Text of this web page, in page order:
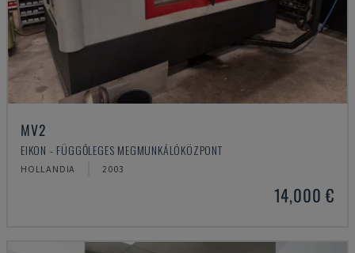
MV2
EIKON - FÜGGŐLEGES MEGMUNKÁLÓKÖZPONT
HOLLANDIA 2003
14,000 €